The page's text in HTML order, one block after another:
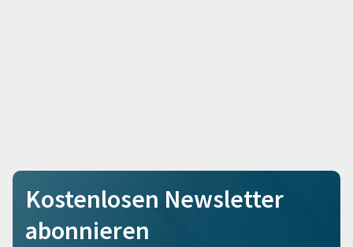
Kostenlosen Newsletter
abonnieren